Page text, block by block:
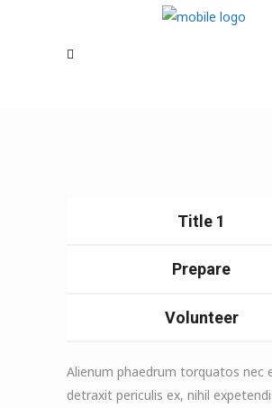
Title 1
Prepare
Volunteer
Alienum phaedrum torquatos nec
detraxit periculis ex, nihil